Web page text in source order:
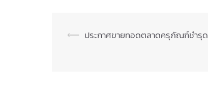
Post
⟵ ประกาศขายทอดตลาดครุภัณฑ์ชำรุด